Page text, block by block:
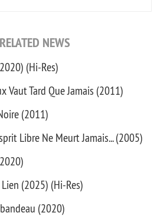
RELATED NEWS
(Hi-Res)
Vaut Tard Que Jamais (2011)
(2011)
Libre Ne Meurt Jamais... (2005)
(2025) (Hi-Res)
(2020)